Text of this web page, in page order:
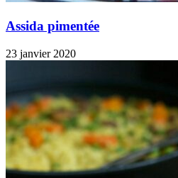
Assida pimentée
23 janvier 2020